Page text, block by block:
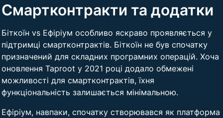
Смартконтракти та додатки
Біткоїн vs Ефіріум особливо яскраво проявляється у
підтримці смартконтрактів. Біткоїн не був спочатку
призначений для складних програмних операцій. Хоча
оновлення Taproot у 2021 році додало обмежені
можливості для смартконтрактів, їхня
функціональність залишається мінімальною.
Ефіріум, навпаки, спочатку створювався як платформа